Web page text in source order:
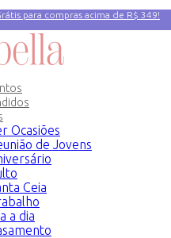
para compras acima de R$ 349!
Ocasiões
de Jovens
Ceia
a dia